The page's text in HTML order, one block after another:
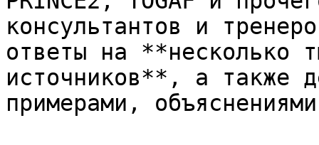
консультантов и
ответы на **несколько
источников**, а также
примерами,